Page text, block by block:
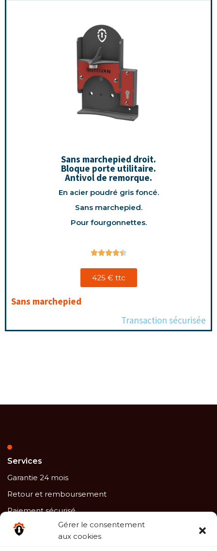
Gérer le consentement
aux cookies
Sans marchepied droit.
Bloque porte utilitaire.
Antivol de remorque.
En acier poudré gris foncé.
Sans marchepied.
Pour fourgonnettes.

425 € ttc
Sans marchepied
Transaction sécurisée
Services
Garantie 24 mois
Retour et remboursement
Paiement sécurisé
Service client